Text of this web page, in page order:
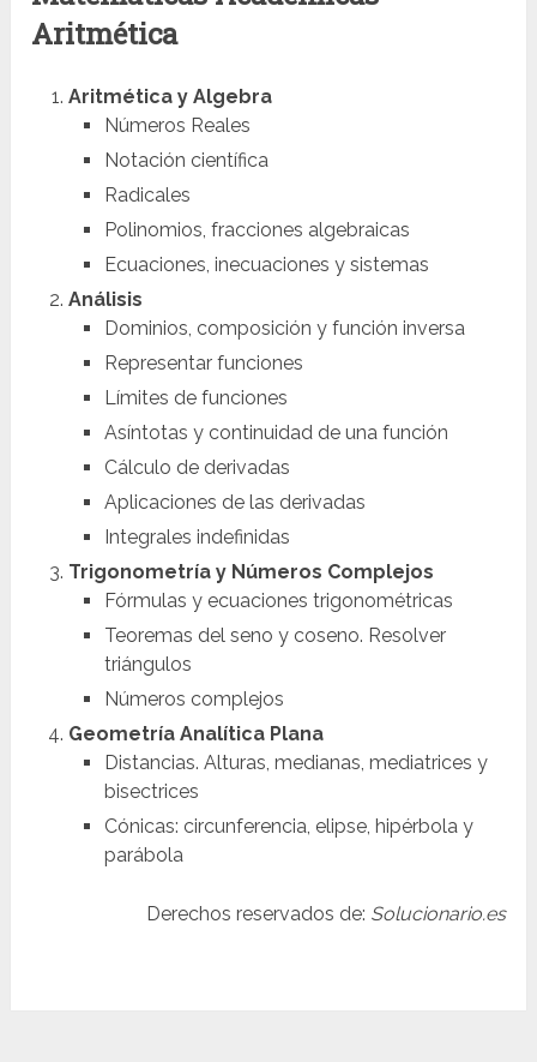
Aritmética
Aritmética y Algebra
Números Reales
Notación científica
Radicales
Polinomios, fracciones algebraicas
Ecuaciones, inecuaciones y sistemas
Análisis
Dominios, composición y función inversa
Representar funciones
Límites de funciones
Asíntotas y continuidad de una función
Cálculo de derivadas
Aplicaciones de las derivadas
Integrales indefinidas
Trigonometría y Números Complejos
Fórmulas y ecuaciones trigonométricas
Teoremas del seno y coseno. Resolver
triángulos
Números complejos
Geometría Analítica Plana
Distancias. Alturas, medianas, mediatrices y
bisectrices
Cónicas: circunferencia, elipse, hipérbola y
parábola
Derechos reservados de: Solucionario.es